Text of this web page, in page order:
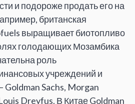
и подороже продать его на
британская
выращивает биотопливо
голодающих Мозамбика
роль
учреждений и
Sachs, Morgan
Dreyfus. В Китае Goldman